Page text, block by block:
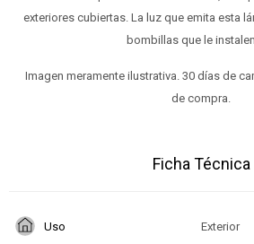
exteriores cubiertas. La luz que emita esta
bombillas que le
Imagen meramente ilustrativa. 30 días de
de compra.
Ficha Técnica
Uso Exterior